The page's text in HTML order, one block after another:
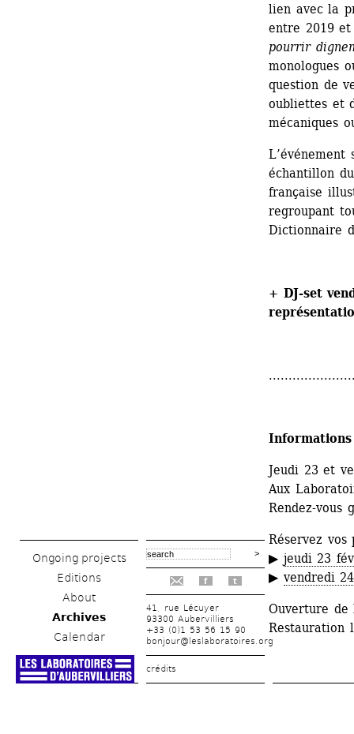
Ongoing projects
Editions
About
Archives
Calendar
f t
41, rue Lécuyer
93300 Aubervilliers
+33 (0)1 53 56 15 90
bonjour@leslaboratoires.org
crédits
lien avec la
entre 2019
pourrir
monologues
question de
oubliettes et
mécaniques
L’événement
échantillon
française
regroupant
+ DJ-set
Jeudi 23 et
Aux
Rendez-vous
Réservez
▶ jeudi 23
▶ vendredi
Ouverture
Restauration